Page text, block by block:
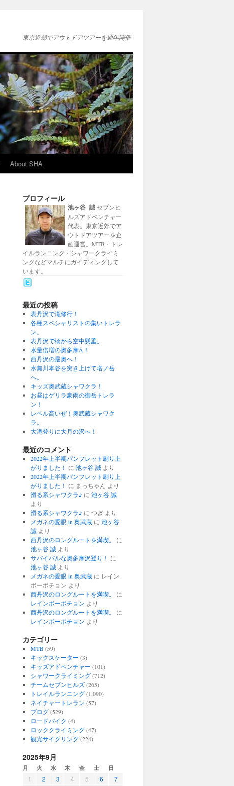
東京近郊でアウトドアツアーを通年開催
About SHA
プロフィール
池ヶ谷 誠 セブンヒ
ルズアドベンチャー
代表。東京近郊でア
ウトドアツアーを企
画運営。MTB・トレ
イルランニング・シャワークライミ
ングなどマルチにガイディングして
います。
最近の投稿
表丹沢で滝修行！
各種スペシャリストの集いトレラ
ン。
表丹沢で橋から空中懸垂。
水量倍増の奥多摩A！
西丹沢の最奥へ！
水無川本谷を突き上げて塔ノ岳
へ。
キッズ奥武蔵シャワクラ！
お昼はゲリラ豪雨の御岳トレラ
ン！
レベル高いぜ！奥武蔵シャワク
ラ。
大滝登りに大月の沢へ！
最近のコメント
2022年上半期パンフレット刷り上
がりました！ に 池ヶ谷 誠より
2022年上半期パンフレット刷り上
がりました！ に まっちゃん より
滑る系シャワクラ♪に 池ヶ谷 誠
より
滑る系シャワクラ♪に つぎより
メガネの愛眼 in 奥武蔵に 池ヶ谷
誠より
西丹沢のロングルートを満喫。
に
池ヶ谷 誠より
サバイバルな奥多摩沢登り！ に
池ヶ谷 誠より
メガネの愛眼 in 奥武蔵に レイン
ボーポチョン より
西丹沢のロングルートを満喫。
に
レインボーポチョン より
西丹沢のロングルートを満喫。
に
レインボーポチョン より
カテゴリー
MTB (59)
キックスケーター (3)
キッズアドベンチャー (101)
シャワークライミング(712)
チームセブンヒルズ(265)
トレイルランニング(1,090)
ネイチャートレラン (57)
ブログ(529)
ロードバイク (4)
ロッククライミング(47)
観光サイクリング(224)
2025年9月
月 火 水 木 金 土 日
1 2 3 4 5 6
7